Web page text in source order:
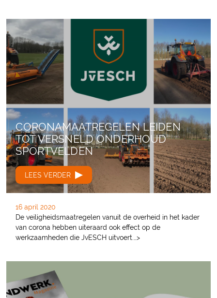
CORONAMAATREGELEN LEIDEN
TOT VERSNELD ONDERHOUD
SPORTVELDEN
LEES VERDER
16 april 2020
De veiligheidsmaatregelen vanuit de overheid in het kader
van corona hebben uiteraard ook effect op de
werkzaamheden die JvESCH uitvoert.…>